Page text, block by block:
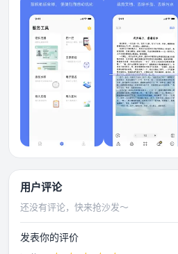
用户评论
还没有评论，快来抢沙发～
发表你的评价